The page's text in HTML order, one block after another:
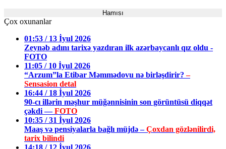
Hamısı
Çox oxunanlar
01:53 / 13 İyul 2026
Zeynəb adını tarixə yazdıran ilk azərbaycanlı qız oldu -
FOTO
11:05 / 10 İyul 2026
“Arzum”la Etibar Məmmədovu nə birləşdirir?–
Sensasion detal
16:44 / 18 İyul 2026
90-cı illərin məşhur müğənnisinin son görüntüsü diqqət
çəkdi —FOTO
10:35 / 31 İyul 2026
Maaş və pensiyalarla bağlı müjdə –Çoxdan gözlənilirdi,
tarix bilindi
14:18 / 12 İyul 2026